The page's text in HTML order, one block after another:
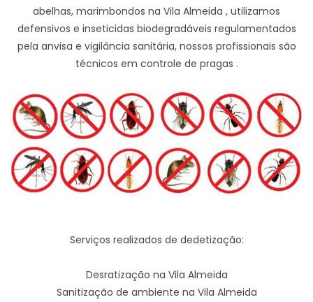
abelhas, marimbondos na Vila Almeida , utilizamos
defensivos e inseticidas biodegradáveis regulamentados
pela anvisa e vigilância sanitária, nossos profissionais são
técnicos em controle de pragas .
Serviços realizados de dedetização:
Desratização na Vila Almeida
Sanitização de ambiente na Vila Almeida